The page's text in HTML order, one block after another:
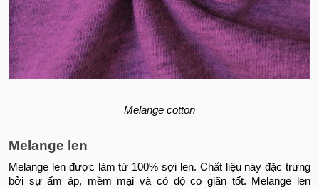
Melange cotton
Melange len
Melange len được làm từ 100% sợi len. Chất liệu này đặc trưng
bởi sự ấm áp, mềm mại và có độ co giãn tốt. Melange len